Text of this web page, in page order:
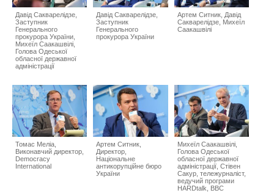
Давід Сакварелідзе,
Заступник
Генерального
прокурора України,
Михeїл Саакашвілі,
Голова Одеської
обласної державної
адміністрації
Давід Сакварелідзе,
Заступник
Генерального
прокурора України
Артем Ситник, Давід
Сакварелідзе, Михeїл
Саакашвілі
Томас Меліа,
Виконавчий директор,
Democracy
International
Артем Ситник,
Директор,
Національне
антикорупційне бюро
України
Михeїл Саакашвілі,
Голова Одеської
обласної державної
адміністрації, Стівен
Сакур, тележурналіст,
ведучий програми
HARDtalk, BBC